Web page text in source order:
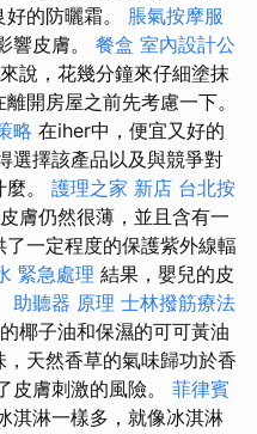
的防曬霜。 脹氣按摩服
響皮膚。 餐盒 室內設計公
說，花幾分鐘來仔細塗抹
開房屋之前先考慮一下。
略 在iher中，便宜又好的
選擇該產品以及與競爭對
。 護理之家 新店 台北按
膚仍然很薄，並且含有一
一定程度的保護紫外線輻
緊急處理 結果，嬰兒的皮
助聽器 原理 士林撥筋療法
椰子油和保濕的可可黃油
天然香草的氣味歸功於香
皮膚刺激的風險。 菲律賓
淇淋一樣多，就像冰淇淋